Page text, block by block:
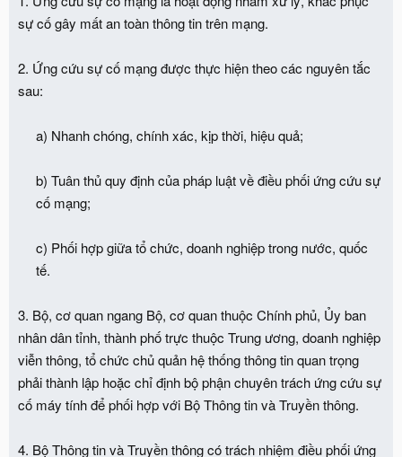
sự cố gây mất an toàn thông tin trên mạng.
2. Ứng cứu sự cố mạng được thực hiện theo các nguyên tắc
sau:
a) Nhanh chóng, chính xác, kịp thời, hiệu quả;
b) Tuân thủ quy định của pháp luật về điều phối ứng cứu sự
cố mạng;
c) Phối hợp giữa tổ chức, doanh nghiệp trong nước, quốc
tế.​
3. Bộ, cơ quan ngang Bộ, cơ quan thuộc Chính phủ, Ủy ban
nhân dân tỉnh, thành phố trực thuộc Trung ương, doanh nghiệp
viễn thông, tổ chức chủ quản hệ thống thông tin quan trọng
phải thành lập hoặc chỉ định bộ phận chuyên trách ứng cứu sự
cố máy tính để phối hợp với Bộ Thông tin và Truyền thông.
4. Bộ Thông tin và Truyền thông có trách nhiệm điều phối ứng